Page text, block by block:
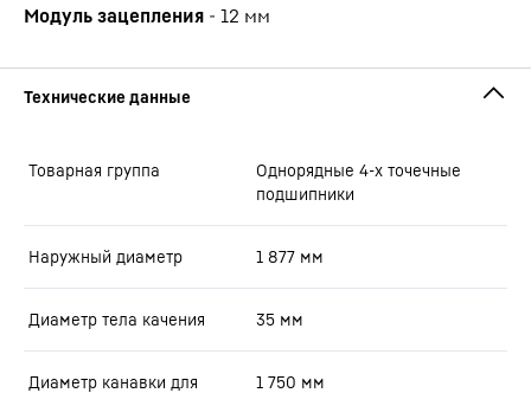
Модуль зацепления - 12 мм
Товарная группа
Oднорядные 4-х точечные
подшипники
Наружный диаметр 1 877 мм
Диаметр тела качения 35 мм
Диаметр канавки для
1 750 мм